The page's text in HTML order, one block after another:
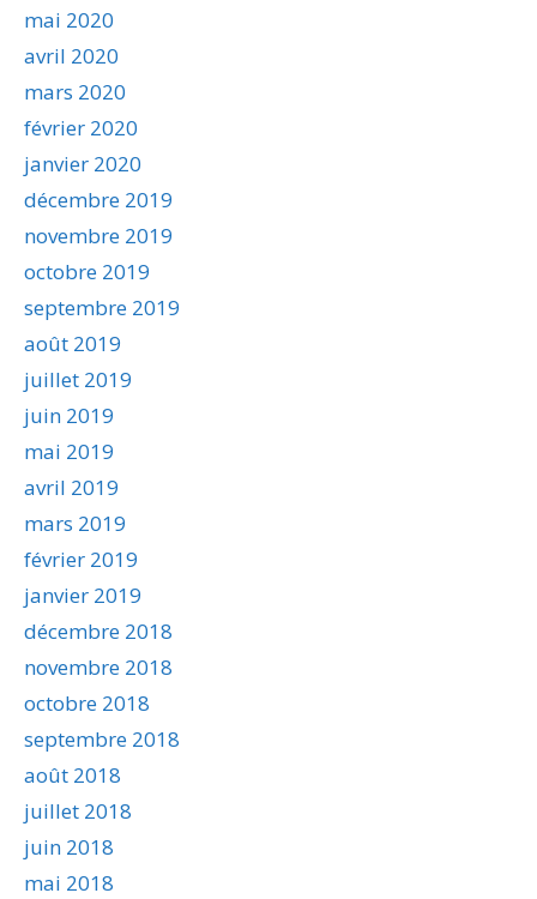
mai 2020
avril 2020
mars 2020
février 2020
janvier 2020
décembre 2019
novembre 2019
octobre 2019
septembre 2019
août 2019
juillet 2019
juin 2019
mai 2019
avril 2019
mars 2019
février 2019
janvier 2019
décembre 2018
novembre 2018
octobre 2018
septembre 2018
août 2018
juillet 2018
juin 2018
mai 2018